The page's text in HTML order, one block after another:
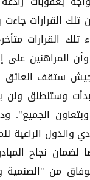
تلك القرارات
القرارات
المراهنين على
ستقف العائق
وستنطلق ولن
الجميع".
والدول الراعية
لضمان نجاح
من "الصنمية